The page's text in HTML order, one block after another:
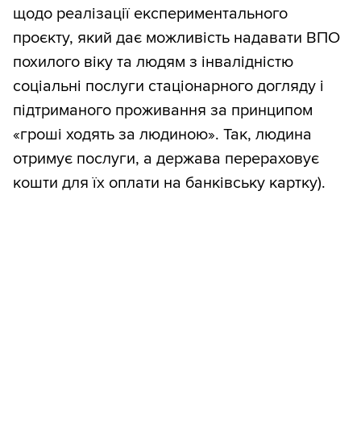
щодо реалізації експериментального
проєкту, який дає можливість надавати ВПО
похилого віку та людям з інвалідністю
соціальні послуги стаціонарного догляду і
підтриманого проживання за принципом
«гроші ходять за людиною». Так, людина
отримує послуги, а держава перераховує
кошти для їх оплати на банківську картку).